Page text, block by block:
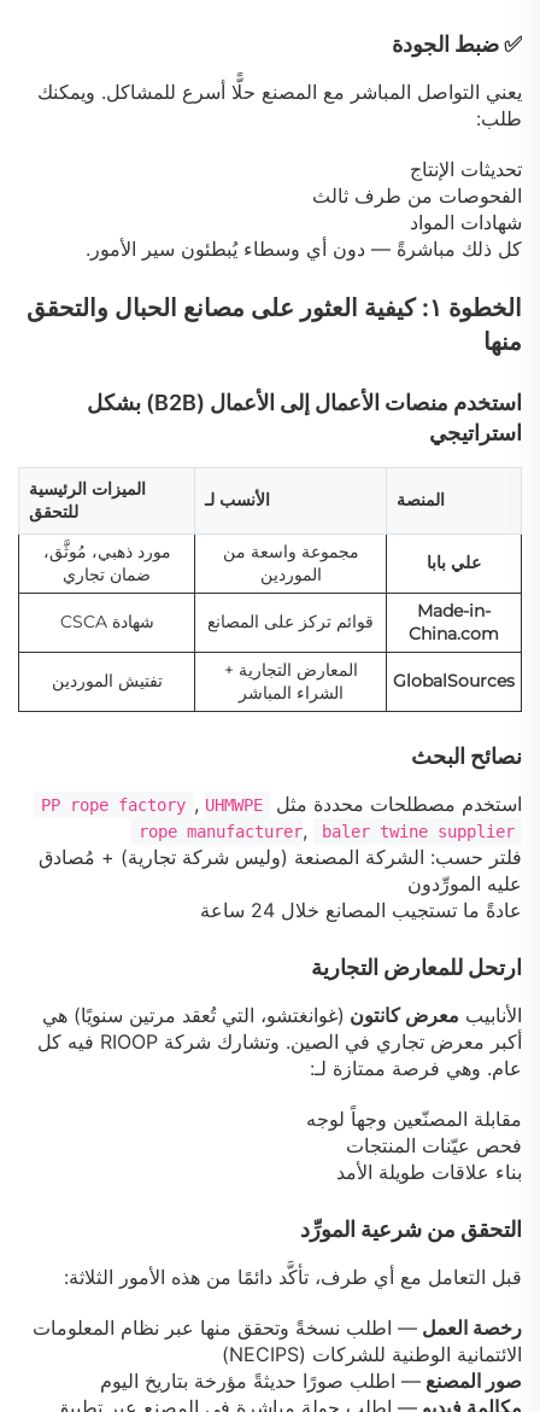
✅ ضبط الجودة
يعني التواصل المباشر مع المصنع حلًّا أسرع للمشاكل. ويمكنك
طلب:
تحديثات الإنتاج
الفحوصات من طرف ثالث
شهادات المواد
كل ذلك مباشرةً — دون أي وسطاء يُبطئون سير الأمور.
الخطوة ١: كيفية العثور على مصانع الحبال والتحقق
منها
استخدم منصات الأعمال إلى الأعمال (B2B) بشكل
استراتيجي
المنصة الأنسب لـ
الميزات الرئيسية
للتحقق
علي بابا
مجموعة واسعة من
الموردين
مورد ذهبي، مُوثَّق،
ضمان تجاري
Made-in-
China.com
قوائم تركز على المصانع شهادة CSCA
GlobalSources
المعارض التجارية +
الشراء المباشر
تفتيش الموردين
نصائح البحث
استخدم مصطلحات محددة مثل PP rope factory , UHMWPE
rope manufacturer, baler twine supplier
فلتر حسب: الشركة المصنعة (وليس شركة تجارية) + مُصادق
عليه المورِّدون
عادةً ما تستجيب المصانع خلال 24 ساعة
ارتحل للمعارض التجارية
الأنابيب معرض كانتون (غوانغتشو، التي تُعقد مرتين سنويًا) هي
أكبر معرض تجاري في الصين. وتشارك شركة RIOOP فيه كل
عام. وهي فرصة ممتازة لـ:
مقابلة المصنّعين وجهاً لوجه
فحص عيّنات المنتجات
بناء علاقات طويلة الأمد
التحقق من شرعية المورِّد
قبل التعامل مع أي طرف، تأكَّد دائمًا من هذه الأمور الثلاثة:
رخصة العمل — اطلب نسخةً وتحقق منها عبر نظام المعلومات
الائتمانية الوطنية للشركات (NECIPS)
صور المصنع — اطلب صورًا حديثةً مؤرخة بتاريخ اليوم
مكالمة فيديو — اطلب جولة مباشرة في المصنع عبر تطبيق